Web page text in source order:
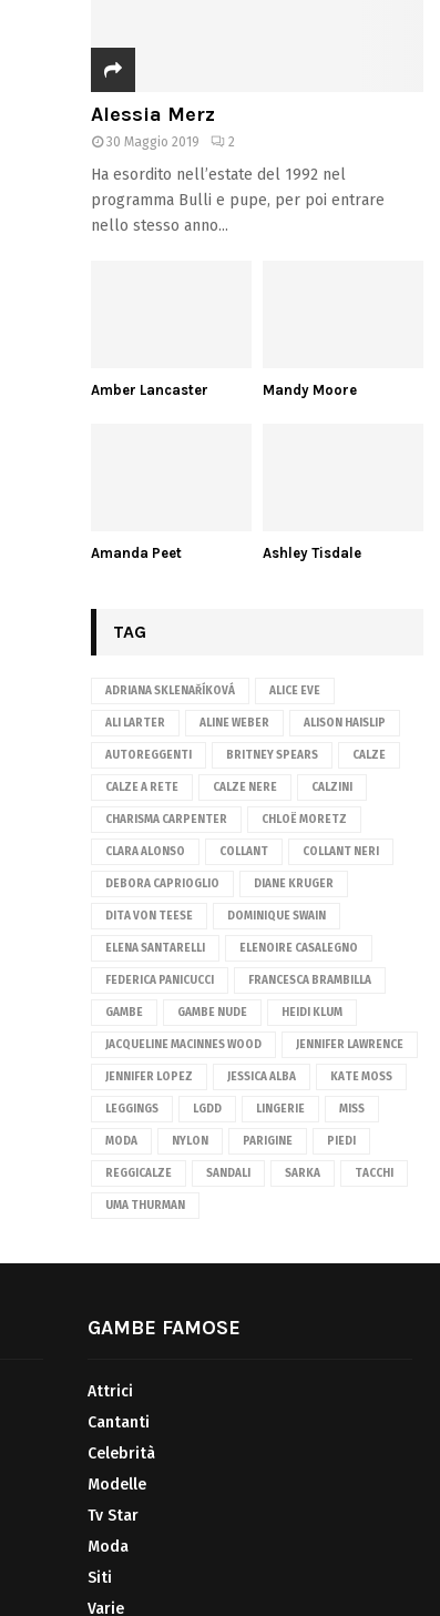
Alessia Merz
30 Maggio 2019 2
Ha esordito nell’estate del 1992 nel
programma Bulli e pupe, per poi entrare
nello stesso anno...
Amber Lancaster Mandy Moore
Amanda Peet Ashley Tisdale
TAG
ADRIANA SKLENAŘÍKOVÁ ALICE EVE
ALI LARTER ALINE WEBER ALISON HAISLIP
AUTOREGGENTI BRITNEY SPEARS CALZE
CALZE A RETE CALZE NERE CALZINI
CHARISMA CARPENTER CHLOË MORETZ
CLARA ALONSO COLLANT COLLANT NERI
DEBORA CAPRIOGLIO DIANE KRUGER
DITA VON TEESE DOMINIQUE SWAIN
ELENA SANTARELLI ELENOIRE CASALEGNO
FEDERICA PANICUCCI FRANCESCA BRAMBILLA
GAMBE GAMBE NUDE HEIDI KLUM
JACQUELINE MACINNES WOOD JENNIFER LAWRENCE
JENNIFER LOPEZ JESSICA ALBA KATE MOSS
LEGGINGS LGDD LINGERIE MISS
MODA NYLON PARIGINE PIEDI
REGGICALZE SANDALI SARKA TACCHI
UMA THURMAN
GAMBE FAMOSE
Attrici
Cantanti
Celebrità
Modelle
Tv Star
Moda
Siti
Varie